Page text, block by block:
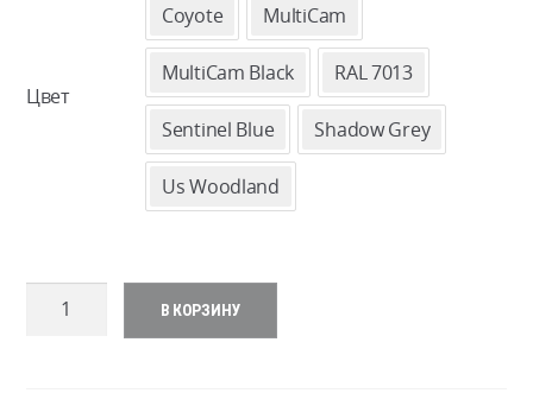
Цвет
Coyote MultiCam
MultiCam Black RAL 7013
Sentinel Blue Shadow Grey
Us Woodland
Количество
В КОРЗИНУ